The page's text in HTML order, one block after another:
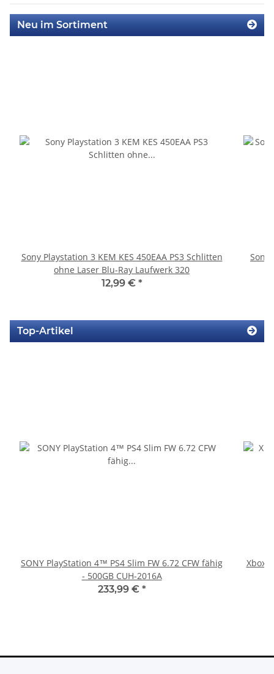
Neu im Sortiment
Sony Playstation 3 KEM KES 450EAA PS3 Schlitten
ohne Laser Blu-Ray Laufwerk 320
12,99 € *
Sony
Top-Artikel
SONY PlayStation 4™ PS4 Slim FW 6.72 CFW fähig
- 500GB CUH-2016A
233,99 € *
Xbox